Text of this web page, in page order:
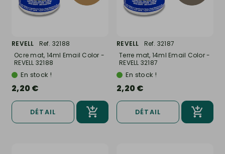
REVELL
Ref. 32188
Ocre mat, 14ml Email Color -
REVELL 32188
En stock !
2,20 €
DÉTAIL
REVELL
Ref. 32187
Terre mat, 14ml Email Color -
REVELL 32187
En stock !
2,20 €
DÉTAIL